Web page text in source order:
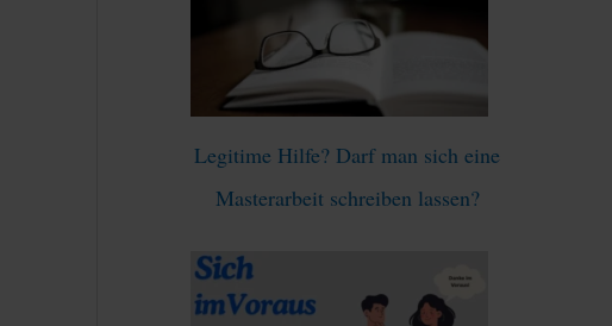
Legitime Hilfe? Darf man sich eine
Masterarbeit schreiben lassen?